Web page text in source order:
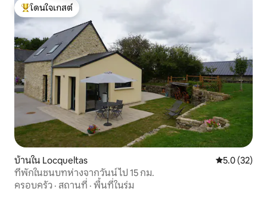
โดนใจเกสต์ที่สุด
โดนใจเกสต์
บ้านใน Locqueltas คะแนนเฉลี่ย
5.0 (32)
ที่พักในชนบทห่างจากวันน์ไป 15 กม.
ครอบครัว · สถานที่ · พื้นที่ในร่ม